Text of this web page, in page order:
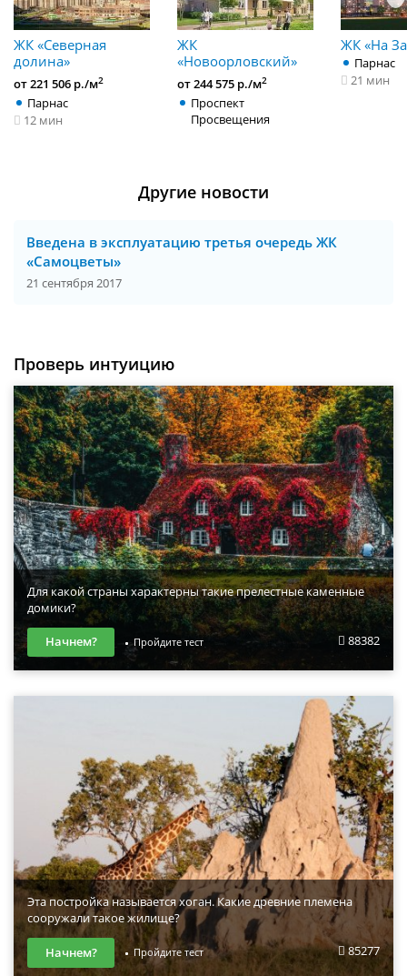
ЖК «Северная
долина»
от 221 506 р./м2
Парнас
12 мин
ЖК
«Новоорловский»
от 244 575 р./м2
Проспект
Просвещения
ЖК «На
Парнас
21 мин
Другие новости
Введена в эксплуатацию третья очередь ЖК
«Самоцветы»
21 сентября 2017
Проверь интуицию
Для какой страны характерны такие прелестные каменные
домики?
88382
Начнем? Пройдите тест
Эта постройка называется хоган. Какие древние племена
сооружали такое жилище?
85277
Начнем? Пройдите тест